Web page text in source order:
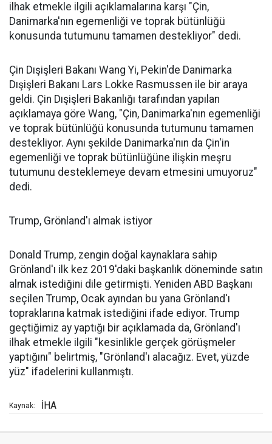
ilhak etmekle ilgili açıklamalarına karşı "Çin,
Danimarka'nın egemenliği ve toprak bütünlüğü
konusunda tutumunu tamamen destekliyor" dedi.
Çin Dışişleri Bakanı Wang Yi, Pekin'de Danimarka
Dışişleri Bakanı Lars Lokke Rasmussen ile bir araya
geldi. Çin Dışişleri Bakanlığı tarafından yapılan
açıklamaya göre Wang, "Çin, Danimarka'nın egemenliği
ve toprak bütünlüğü konusunda tutumunu tamamen
destekliyor. Aynı şekilde Danimarka'nın da Çin'in
egemenliği ve toprak bütünlüğüne ilişkin meşru
tutumunu desteklemeye devam etmesini umuyoruz"
dedi.
Trump, Grönland'ı almak istiyor
Donald Trump, zengin doğal kaynaklara sahip
Grönland'ı ilk kez 2019'daki başkanlık döneminde satın
almak istediğini dile getirmişti. Yeniden ABD Başkanı
seçilen Trump, Ocak ayından bu yana Grönland'ı
topraklarına katmak istediğini ifade ediyor. Trump
geçtiğimiz ay yaptığı bir açıklamada da, Grönland'ı
ilhak etmekle ilgili "kesinlikle gerçek görüşmeler
yaptığını" belirtmiş, "Grönland'ı alacağız. Evet, yüzde
yüz" ifadelerini kullanmıştı.
Kaynak: İHA